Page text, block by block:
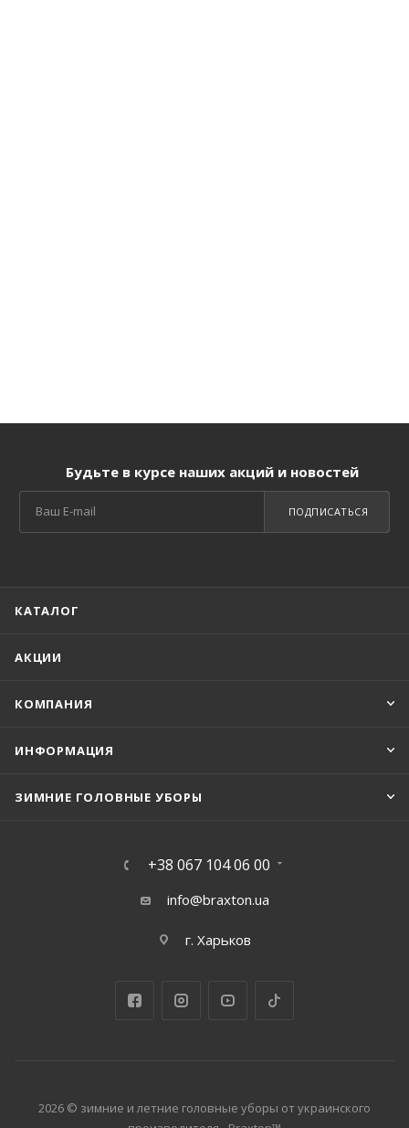
Будьте в курсе наших акций и новостей
ПОДПИСАТЬСЯ
КАТАЛОГ
АКЦИИ
КОМПАНИЯ
ИНФОРМАЦИЯ
ЗИМНИЕ ГОЛОВНЫЕ УБОРЫ
+38 067 104 06 00
info@braxton.ua
г. Харьков
2026 © зимние и летние головные уборы от украинского